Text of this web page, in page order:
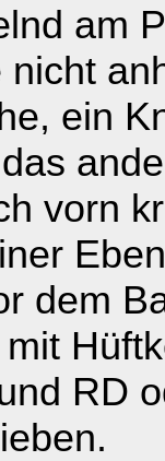
am
ein
vorn
dem
RD